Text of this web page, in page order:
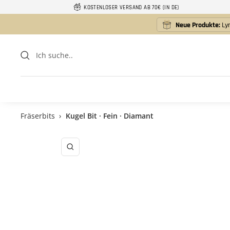
KOSTENLOSER VERSAND AB 70€ (IN DE)
Neue Produkte:
Fräserbits › Kugel Bit · Fein · Diamant
Zoom